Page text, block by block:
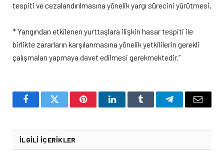
tespiti ve cezalandırılmasına yönelik yargı sürecini yürütmesi,
* Yangından etkilenen yurttaşlara ilişkin hasar tespiti ile
birlikte zararların karşılanmasına yönelik yetkililerin gerekli
çalışmaları yapmaya davet edilmesi gerekmektedir.”
FacebookTwitter PinterestLinkedInTumblr TelegramEmail
İLGILI İÇERIKLER